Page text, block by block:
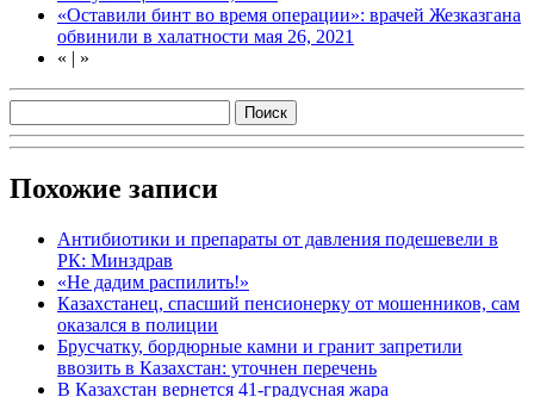
«Оставили бинт во время операции»: врачей Жезказгана
обвинили в халатности мая 26, 2021
« | »
Похожие записи
Антибиотики и препараты от давления подешевели в
РК: Минздрав
«Не дадим распилить!»
Казахстанец, спасший пенсионерку от мошенников, сам
оказался в полиции
Брусчатку, бордюрные камни и гранит запретили
ввозить в Казахстан: уточнен перечень
В Казахстан вернется 41-градусная жара